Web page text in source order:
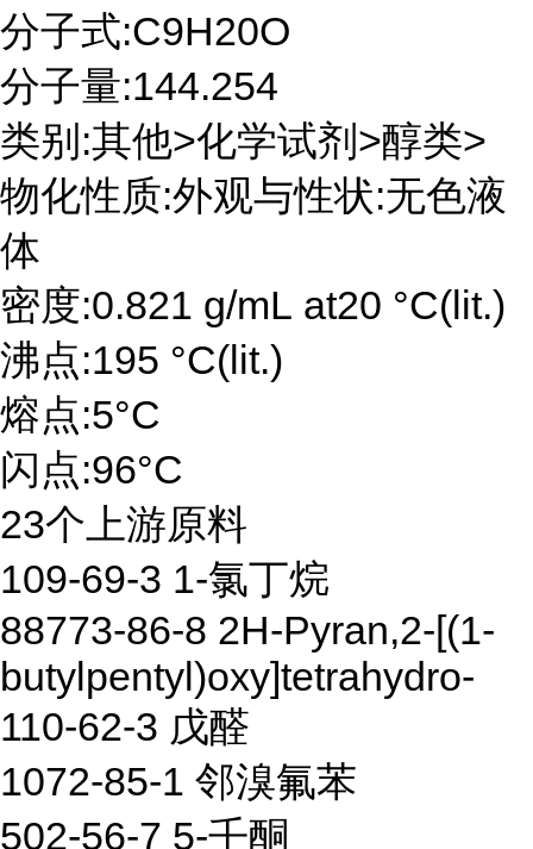
分子式:C9H20O
分子量:144.254
类别:其他>化学试剂>醇类>
物化性质:外观与性状:无色液
体
密度:0.821 g/mL at20 °C(lit.)
沸点:195 °C(lit.)
熔点:5°C
闪点:96°C
23个上游原料
109-69-3 1-氯丁烷
88773-86-8 2H-Pyran,2-[(1-
butylpentyl)oxy]tetrahydro-
110-62-3 戊醛
1072-85-1 邻溴氟苯
502-56-7 5-壬酮